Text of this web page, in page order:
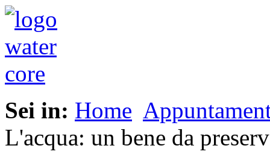
Sei in: Home
L'acqua: un bene da